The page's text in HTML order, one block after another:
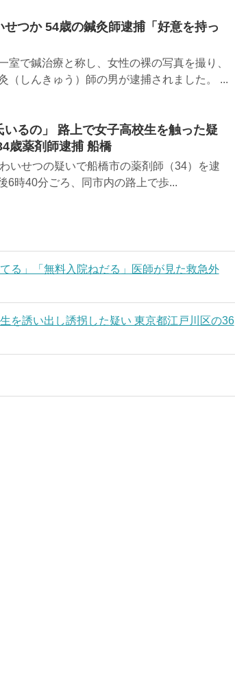
つか 54歳の鍼灸師逮捕「好意を持っ
室で鍼治療と称し、女性の裸の写真を撮り、
（しんきゅう）師の男が逮捕されました。 ...
いるの」 路上で女子高校生を触った疑
歳薬剤師逮捕 船橋
いせつの疑いで船橋市の薬剤師（34）を逮
6時40分ごろ、同市内の路上で歩...
る」「無料入院ねだる」医師が見た救急外
を誘い出し誘拐した疑い 東京都江戸川区の36